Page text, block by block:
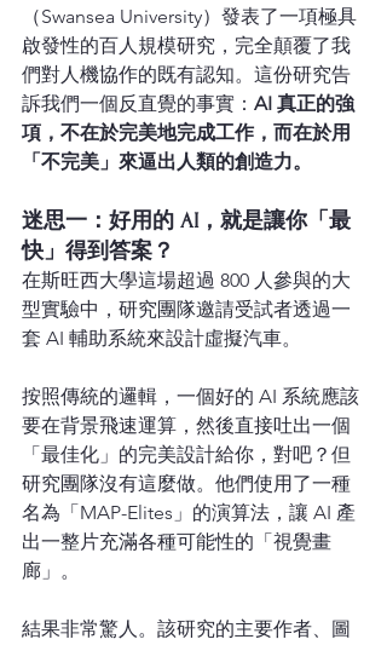
（Swansea University）發表了一項極具
啟發性的百人規模研究，完全顛覆了我
們對人機協作的既有認知。這份研究告
訴我們一個反直覺的事實： AI 真正的強
項，不在於完美地完成工作，而在於用
「不完美」來逼出人類的創造力。
迷思一：好用的 AI，就是讓你「最
快」得到答案？
在斯旺西大學這場超過 800 人參與的大
型實驗中，研究團隊邀請受試者透過一
套 AI 輔助系統來設計虛擬汽車。
按照傳統的邏輯，一個好的 AI 系統應該
要在背景飛速運算，然後直接吐出一個
「最佳化」的完美設計給你，對吧？但
研究團隊沒有這麼做。他們使用了一種
名為「MAP-Elites」的演算法，讓 AI 產
出一整片充滿各種可能性的「視覺畫
廊」。
結果非常驚人。該研究的主要作者、圖